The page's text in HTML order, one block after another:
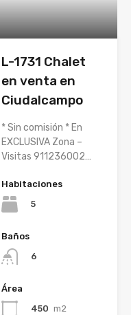
L-1731 Chalet
en venta en
Ciudalcampo
* Sin comisión * En
EXCLUSIVA Zona –
Visitas 911236002…
Habitaciones
5
Baños
6
Área
450 m2